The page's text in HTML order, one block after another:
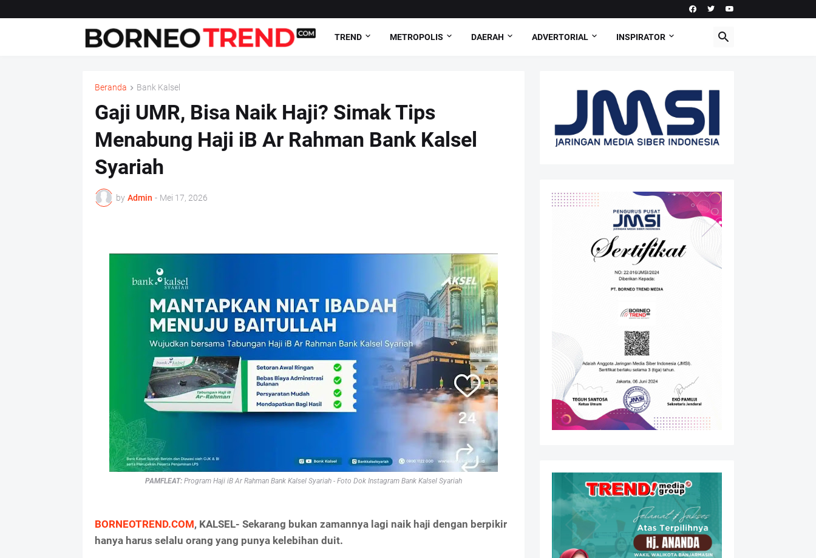
TREND METROPOLIS DAERAH ADVERTORIAL INSPIRATOR
Beranda Bank Kalsel
Gaji UMR, Bisa Naik Haji? Simak Tips
Menabung Haji iB Ar Rahman Bank Kalsel
Syariah
by Admin - Mei 17, 2026
PAMFLEAT: Program Haji iB Ar Rahman Bank Kalsel Syariah - Foto Dok Instagram Bank Kalsel Syariah
BORNEOTREND.COM, KALSEL- Sekarang bukan zamannya lagi naik haji dengan berpikir
hanya harus selalu orang yang punya kelebihan duit.